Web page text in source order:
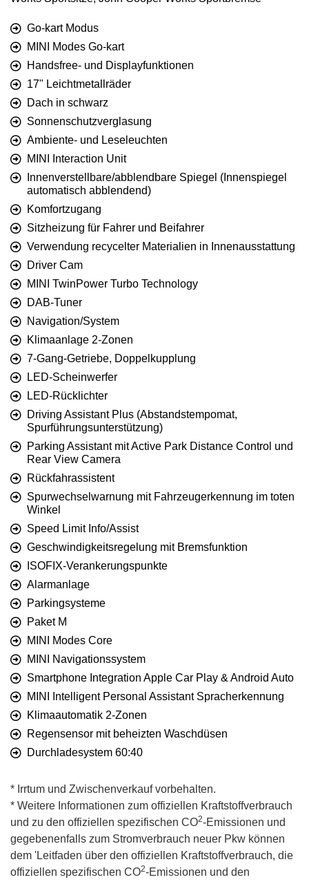
Go-kart Modus
MINI Modes Go-kart
Handsfree- und Displayfunktionen
17" Leichtmetallräder
Dach in schwarz
Sonnenschutzverglasung
Ambiente- und Leseleuchten
MINI Interaction Unit
Innenverstellbare/abblendbare Spiegel (Innenspiegel
automatisch abblendend)
Komfortzugang
Sitzheizung für Fahrer und Beifahrer
Verwendung recycelter Materialien in Innenausstattung
Driver Cam
MINI TwinPower Turbo Technology
DAB-Tuner
Navigation/System
Klimaanlage 2-Zonen
7-Gang-Getriebe, Doppelkupplung
LED-Scheinwerfer
LED-Rücklichter
Driving Assistant Plus (Abstandstempomat,
Spurführungsunterstützung)
Parking Assistant mit Active Park Distance Control und
Rear View Camera
Rückfahrassistent
Spurwechselwarnung mit Fahrzeugerkennung im toten
Winkel
Speed Limit Info/Assist
Geschwindigkeitsregelung mit Bremsfunktion
ISOFIX-Verankerungspunkte
Alarmanlage
Parkingsysteme
Paket M
MINI Modes Core
MINI Navigationssystem
Smartphone Integration Apple Car Play & Android Auto
MINI Intelligent Personal Assistant Spracherkennung
Klimaautomatik 2-Zonen
Regensensor mit beheizten Waschdüsen
Durchladesystem 60:40
* Irrtum und Zwischenverkauf vorbehalten.
* Weitere Informationen zum offiziellen Kraftstoffverbrauch
und zu den offiziellen spezifischen CO2-Emissionen und
gegebenenfalls zum Stromverbrauch neuer Pkw können
dem 'Leitfaden über den offiziellen Kraftstoffverbrauch, die
offiziellen spezifischen CO2-Emissionen und den